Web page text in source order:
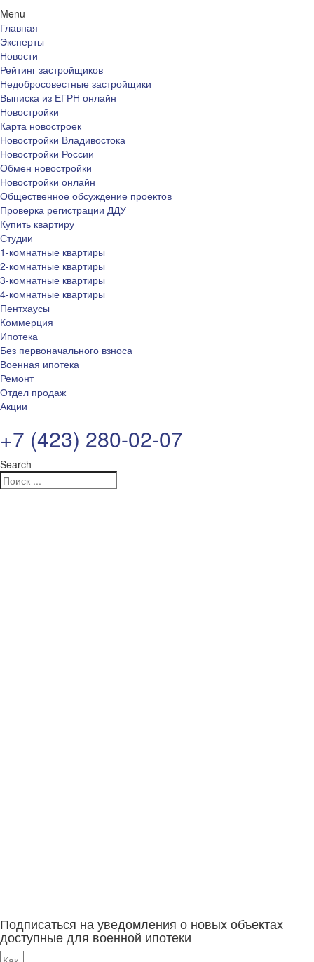
Menu
Главная
Эксперты
Новости
Рейтинг застройщиков
Недобросовестные застройщики
Выписка из ЕГРН онлайн
Новостройки
Карта новостроек
Новостройки Владивостока
Новостройки России
Обмен новостройки
Новостройки онлайн
Общественное обсуждение проектов
Проверка регистрации ДДУ
Купить квартиру
Студии
1-комнатные квартиры
2-комнатные квартиры
3-комнатные квартиры
4-комнатные квартиры
Пентхаусы
Коммерция
Ипотека
Без первоначального взноса
Военная ипотека
Ремонт
Отдел продаж
Акции
+7 (423) 280-02-07
Search
Подписаться на уведомления о новых объектах
доступные для военной ипотеки